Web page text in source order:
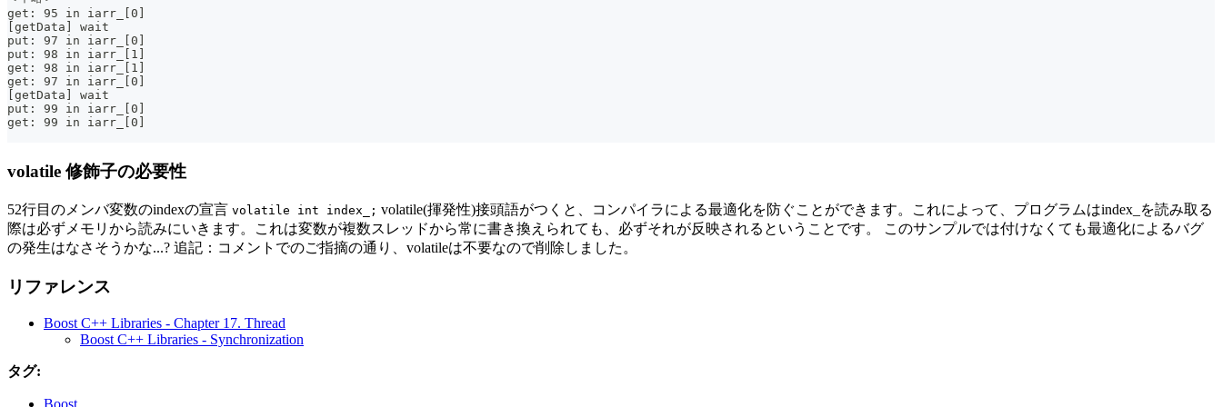
get: 95 in iarr_[0]
[getData] wait
put: 97 in iarr_[0]
put: 98 in iarr_[1]
get: 98 in iarr_[1]
get: 97 in iarr_[0]
[getData] wait
put: 99 in iarr_[0]
get: 99 in iarr_[0]
volatile 修飾子の必要性
52行目のメンバ変数のindexの宣言 volatile int index_; volatile(揮発性)接頭語がつくと、コンパイラによる最適化を防ぐことができます。これによって、プログラムはindex_を読み取る
際は必ずメモリから読みにいきます。これは変数が複数スレッドから常に書き換えられても、必ずそれが反映されるということです。 このサンプルでは付けなくても最適化によるバグ
の発生はなさそうかな...? 追記：コメントでのご指摘の通り、volatileは不要なので削除しました。
リファレンス
Boost C++ Libraries - Chapter 17. Thread
Boost C++ Libraries - Synchronization
タグ: